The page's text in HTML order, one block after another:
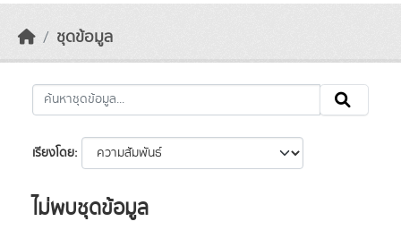
ชุดข้อมูล
เรียงโดย
ไม่พบชุดข้อมูล